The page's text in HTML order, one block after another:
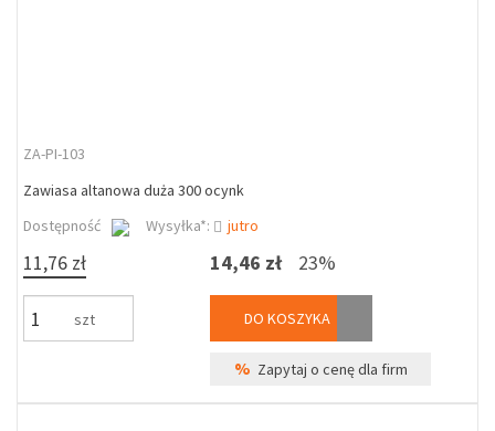
ZA-PI-103
Zawiasa altanowa duża 300 ocynk
Dostępność
Wysyłka*: jutro
11,76 zł
szt
14,46 zł 23%
DO KOSZYKA
% Zapytaj o cenę dla firm